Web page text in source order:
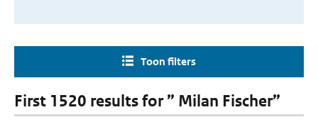
Toon filters
First 1520 results for ” Milan Fischer”